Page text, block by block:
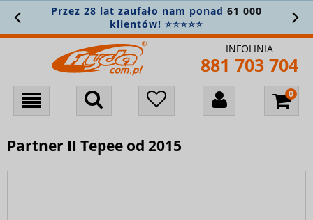
Przez 28 lat zaufało nam ponad 61 000
klientów! ⭐⭐⭐⭐⭐
INFOLINIA
881 703 704
Partner II Tepee od 2015